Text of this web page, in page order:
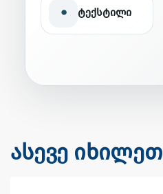
• ტექსტილი
ასევე იხილეთ